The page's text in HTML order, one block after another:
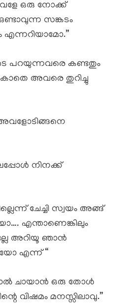
ഒരു നോക്ക്
സങ്കടം
എന്നറിയാമോ.”
പറയുന്നവരെ കണ്ടതും
അവരെ തുറിച്ചു
അവളോടിങ്ങനെ
നിനക്ക്
ചേച്ചി സ്വയം അങ്ങ്
എന്താണെങ്കിലും
അറിയൂ ഞാൻ
എന്ന് “
ചായാൻ ഒരു തോൾ
വിഷമം മനസ്സിലാവു.”